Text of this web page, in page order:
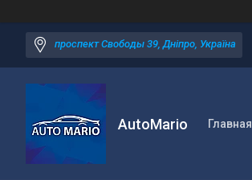
проспект Свободы 39, Дніпро, Україна
AutoMario Главная